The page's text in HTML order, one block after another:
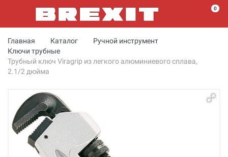
0
Главная Каталог
Ручной инструмент
Ключи трубные
Трубный ключ Viragrip из легкого алюминиевого сплава,
2.1/2 дюйма